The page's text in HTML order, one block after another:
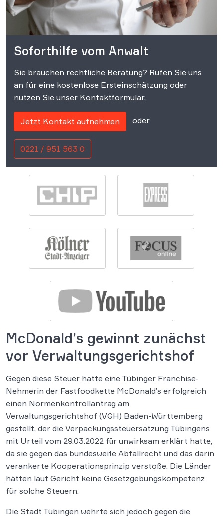
Soforthilfe vom Anwalt
Sie brauchen rechtliche Beratung? Rufen Sie uns
an für eine kostenlose Ersteinschätzung oder
nutzen Sie unser Kontaktformular.
Jetzt Kontakt aufnehmen oder
0221 / 951 563 0
McDonald’s gewinnt zunächst
vor Verwaltungsgerichtshof
Gegen diese Steuer hatte eine Tübinger Franchise-
Nehmerin der Fastfoodkette McDonald’s erfolgreich
einen Normenkontrollantrag am
Verwaltungsgerichtshof (VGH) Baden-Württemberg
gestellt, der die Verpackungssteuersatzung Tübingens
mit Urteil vom 29.03.2022 für unwirksam erklärt hatte,
da sie gegen das bundesweite Abfallrecht und das darin
verankerte Kooperationsprinzip verstoße. Die Länder
hätten laut Gericht keine Gesetzgebungskompetenz
für solche Steuern.
Die Stadt Tübingen wehrte sich jedoch gegen die